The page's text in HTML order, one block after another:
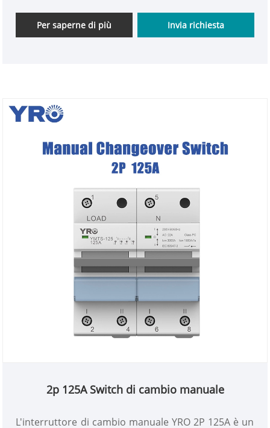
sovratensione, ma si abbina perfettamente alla
base del fusibile YRO per raggiungere la doppia
tutto il mondo.
Per saperne di più Invia richiesta
2p 125A Switch di cambio manuale
L'interruttore di cambio manuale YRO 2P 125A è un